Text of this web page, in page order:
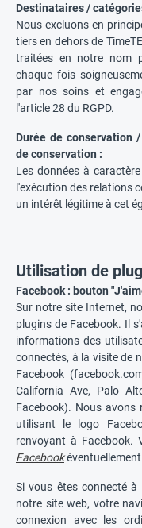
Destinataires /
Nous excluons en
tiers en dehors de
traitées en notre nom
chaque fois
par nos soins et
l'article 28 du RGPD.
Durée de conservation
de conservation :
Les données à
l'exécution des relations
un intérêt légitime à cet
Utilisation de
Facebook : bouton
Sur notre site Internet,
plugins de Facebook. Il
informations des
connectés, à la visite de
Facebook
California Ave, Palo
Facebook). Nous avons
utilisant le logo
renvoyant à Facebook.
Facebook
Si vous êtes connecté
notre site web, votre
connexion avec les